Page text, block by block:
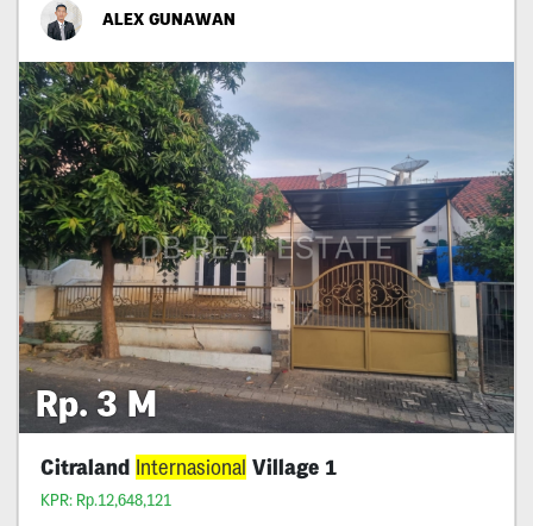
ALEX GUNAWAN
Rp. 3 M
Citraland Internasional Village 1
KPR: Rp.12,648,121